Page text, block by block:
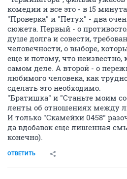
комедии и все это - в 15
"Проверка" и "Петух" - два
сюжета. Первый - о
душе долга и совести,
человечности, о выборе,
еще и потому, что
самом деле. А второй - о
любимого человека, как
сделать это необходимо.
"Братишка" и "Станьте моим
ленты об отношениях между
И только "Скамейки 0458"
да вдобавок еще лишенная
конечно).
ОТВЕТИТЬ